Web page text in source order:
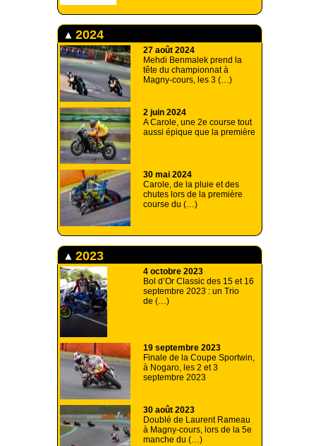
2024
27 août 2024
Mehdi Benmalek prend la
tête du championnat à
Magny-cours, les 3 (…)
2 juin 2024
A Carole, une 2e course tout
aussi épique que la première
30 mai 2024
Carole, de la pluie et des
chutes lors de la première
course du (…)
2023
4 octobre 2023
Bol d’Or Classic des 15 et 16
septembre 2023 : un Trio
de (…)
19 septembre 2023
Finale de la Coupe Sportwin,
à Nogaro, les 2 et 3
septembre 2023
30 août 2023
Doublé de Laurent Rameau
à Magny-cours, lors de la 5e
manche du (…)